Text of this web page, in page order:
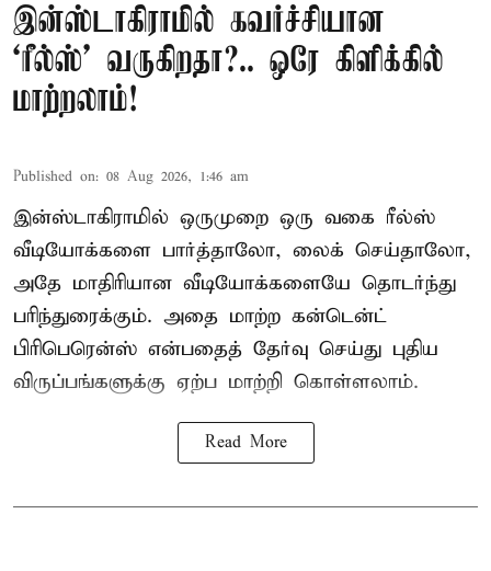
இன்ஸ்டாகிராமில் கவர்ச்சியான
‘ரீல்ஸ்’ வருகிறதா?.. ஒரே கிளிக்கில்
மாற்றலாம்!
Published on: 08 Aug 2026, 1:46 am
இன்ஸ்டாகிராமில் ஒருமுறை ஒரு வகை ரீல்ஸ்
வீடியோக்களை பார்த்தாலோ, லைக் செய்தாலோ,
அதே மாதிரியான வீடியோக்களையே தொடர்ந்து
பரிந்துரைக்கும். அதை மாற்ற கன்டென்ட்
பிரிபெரென்ஸ் என்பதைத் தேர்வு செய்து புதிய
விருப்பங்களுக்கு ஏற்ப மாற்றி கொள்ளலாம்.
Read More